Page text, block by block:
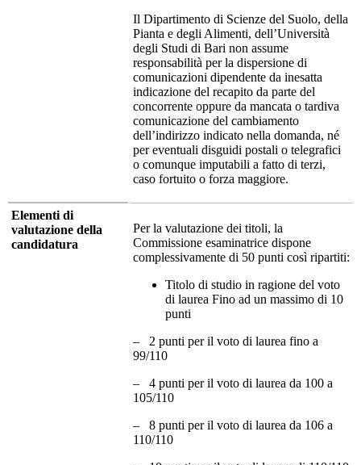
Il Dipartimento di Scienze del Suolo, della
Pianta e degli Alimenti, dell’Università
degli Studi di Bari non assume
responsabilità per la dispersione di
comunicazioni dipendente da inesatta
indicazione del recapito da parte del
concorrente oppure da mancata o tardiva
comunicazione del cambiamento
dell’indirizzo indicato nella domanda, né
per eventuali disguidi postali o telegrafici
o comunque imputabili a fatto di terzi,
caso fortuito o forza maggiore.
Elementi di
valutazione della
candidatura
Per la valutazione dei titoli, la
Commissione esaminatrice dispone
complessivamente di 50 punti così ripartiti:
Titolo di studio in ragione del voto
di laurea Fino ad un massimo di 10
punti
– 2 punti per il voto di laurea fino a
99/110
– 4 punti per il voto di laurea da 100 a
105/110
– 8 punti per il voto di laurea da 106 a
110/110